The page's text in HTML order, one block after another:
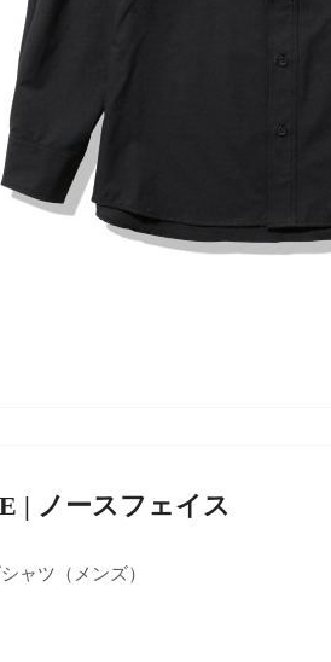
| ノースフェイス
ャツ（メンズ）